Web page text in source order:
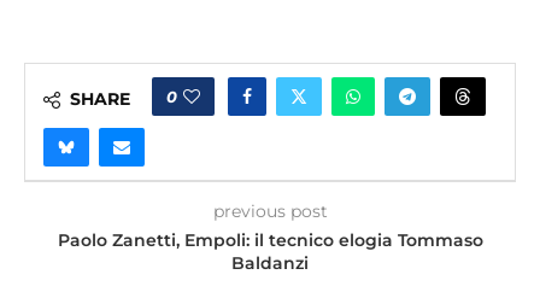
SHARE 0
previous post
Paolo Zanetti, Empoli: il tecnico elogia Tommaso
Baldanzi